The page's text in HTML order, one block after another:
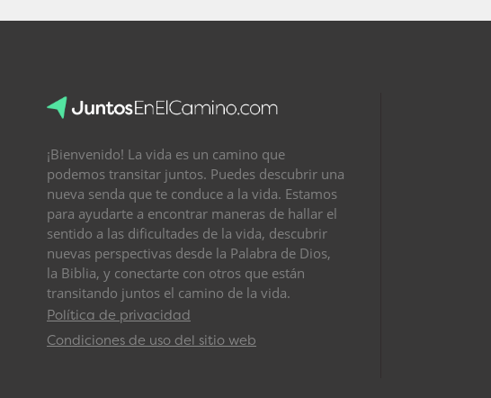
¡Bienvenido! La vida es un camino que
podemos transitar juntos. Puedes descubrir una
nueva senda que te conduce a la vida. Estamos
para ayudarte a encontrar maneras de hallar el
sentido a las dificultades de la vida, descubrir
nuevas perspectivas desde la Palabra de Dios,
la Biblia, y conectarte con otros que están
transitando juntos el camino de la vida.
Política de privacidad
Condiciones de uso del sitio web